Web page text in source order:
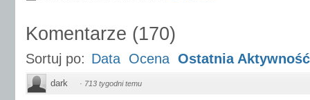
Komentarze (170)
Sortuj po: Data Ocena Ostatnia Aktywność
dark · 713 tygodni temu